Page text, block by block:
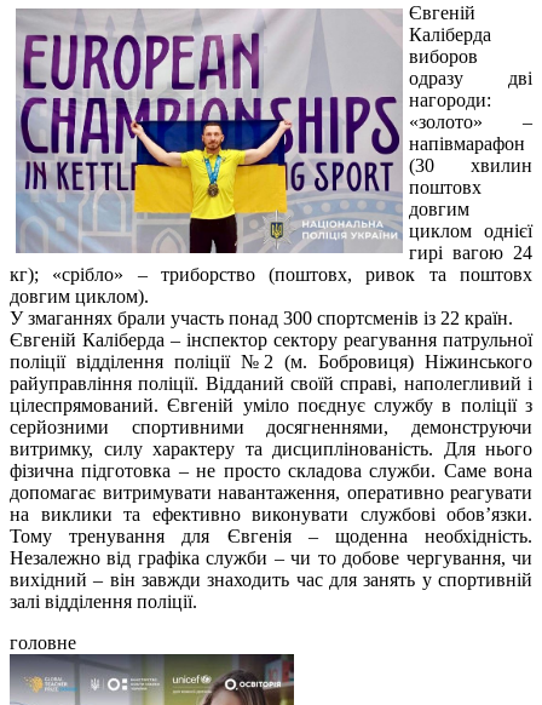
Євгеній
Каліберда
виборов
одразу дві
нагороди:
«золото» –
напівмарафон
(30 хвилин
поштовх
довгим
циклом однієї
гирі вагою 24
кг); «срібло» – триборство (поштовх, ривок та поштовх
довгим циклом).
У змаганнях брали участь понад 300 спортсменів із 22 країн.
Євгеній Каліберда – інспектор сектору реагування патрульної
поліції відділення поліції №2 (м. Бобровиця) Ніжинського
райуправління поліції. Відданий своїй справі, наполегливий і
цілеспрямований. Євгеній уміло поєднує службу в поліції з
серйозними спортивними досягненнями, демонструючи
витримку, силу характеру та дисциплінованість. Для нього
фізична підготовка – не просто складова служби. Саме вона
допомагає витримувати навантаження, оперативно реагувати
на виклики та ефективно виконувати службові обов’язки.
Тому тренування для Євгенія – щоденна необхідність.
Незалежно від графіка служби – чи то добове чергування, чи
вихідний – він завжди знаходить час для занять у спортивній
залі відділення поліції.
головне